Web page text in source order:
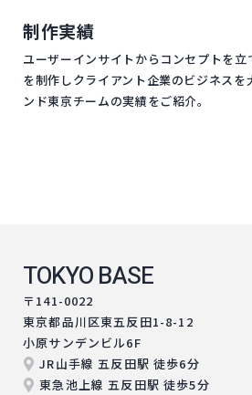
制作実績
ユーザーインサイトからコンセプトを
を制作しクライアント企業のビジネスを
ンド東京チームの実績をご紹介。
TOKYO BASE
〒141-0022
東京都品川区東五反田1-8-12
小原サンデンビル6F
JR山手線 五反田駅 徒歩6分
東急池上線 五反田駅 徒歩5分